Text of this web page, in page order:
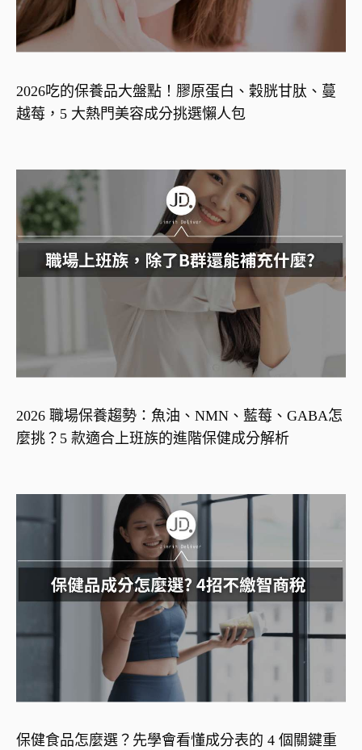
2026吃的保養品大盤點！膠原蛋白、穀胱甘肽、蔓
越莓，5 大熱門美容成分挑選懶人包
2026 職場保養趨勢：魚油、NMN、藍莓、GABA怎
麼挑？5 款適合上班族的進階保健成分解析
保健食品怎麼選？先學會看懂成分表的 4 個關鍵重